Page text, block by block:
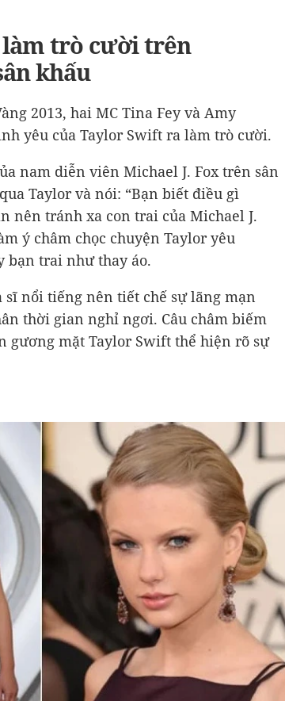
trò cười trên
khấu
2013, hai MC Tina Fey và Amy
yêu của Taylor Swift ra làm trò cười.
nam diễn viên Michael J. Fox trên sân
Taylor và nói: “Bạn biết điều gì
nên tránh xa con trai của Michael J.
ý châm chọc chuyện Taylor yêu
bạn trai như thay áo.
nổi tiếng nên tiết chế sự lãng mạn
thời gian nghỉ ngơi. Câu châm biếm
gương mặt Taylor Swift thể hiện rõ sự